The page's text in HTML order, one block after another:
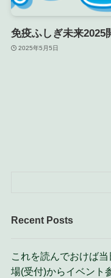
免疫ふしぎ未来2025
2025年5月5日
Recent Posts
これを読んでおけば
場(受付)からイベント